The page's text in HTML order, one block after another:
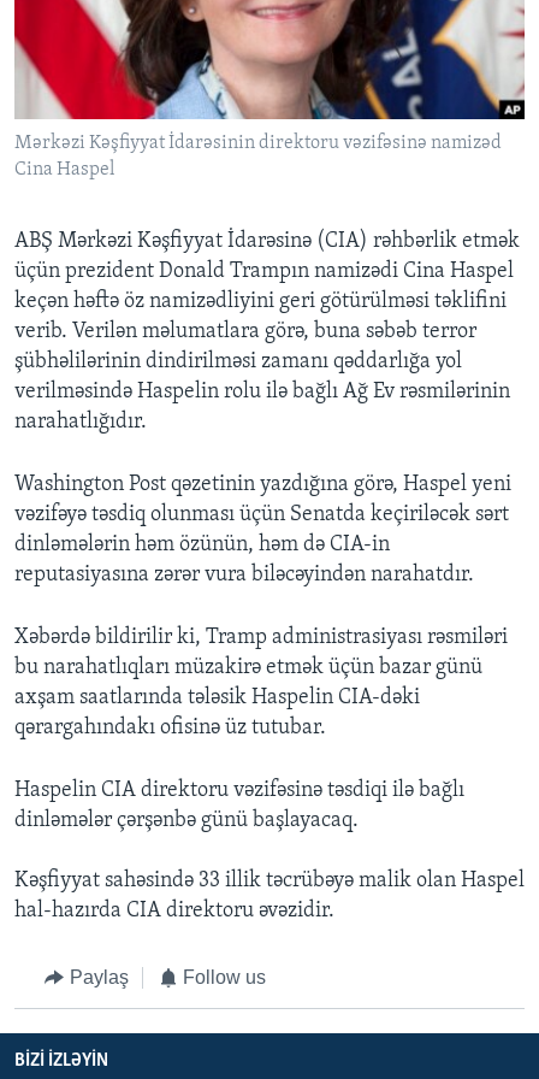
BIZI IZLƏYIN
Dillər
Mərkəzi Kəşfiyyat İdarəsinin direktoru vəzifəsinə namizəd
Cina Haspel
ABŞ Mərkəzi Kəşfiyyat İdarəsinə (CIA) rəhbərlik etmək
üçün prezident Donald Trampın namizədi Cina Haspel
keçən həftə öz namizədliyini geri götürülməsi təklifini
verib. Verilən məlumatlara görə, buna səbəb terror
şübhəlilərinin dindirilməsi zamanı qəddarlığa yol
verilməsində Haspelin rolu ilə bağlı Ağ Ev rəsmilərinin
narahatlığıdır.
Washington Post qəzetinin yazdığına görə, Haspel yeni
vəzifəyə təsdiq olunması üçün Senatda keçiriləcək sərt
dinləmələrin həm özünün, həm də CIA-in
reputasiyasına zərər vura biləcəyindən narahatdır.
Xəbərdə bildirilir ki, Tramp administrasiyası rəsmiləri
bu narahatlıqları müzakirə etmək üçün bazar günü
axşam saatlarında tələsik Haspelin CIA-dəki
qərargahındakı ofisinə üz tutubar.
Haspelin CIA direktoru vəzifəsinə təsdiqi ilə bağlı
dinləmələr çərşənbə günü başlayacaq.
Kəşfiyyat sahəsində 33 illik təcrübəyə malik olan Haspel
hal-hazırda CIA direktoru əvəzidir.
Paylaş Follow us
BIZI IZLƏYIN